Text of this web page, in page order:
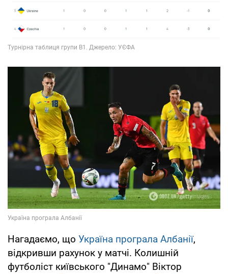
Нагадаємо, що Україна програла Албанії,
відкривши рахунок у матчі. Колишній
футболіст київського "Динамо" Віктор